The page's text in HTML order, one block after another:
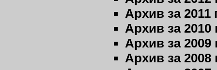
Архив за 2011
Архив за 2010
Архив за 2009
Архив за 2008